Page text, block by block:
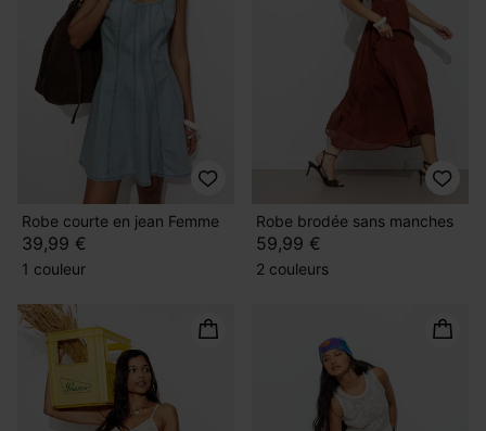
Robe courte en jean Femme
39,99 €
1 couleur
Robe brodée sans manches
59,99 €
2 couleurs